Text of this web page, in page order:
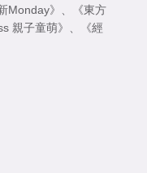
Monday》
《東方
親子童萌》
《經